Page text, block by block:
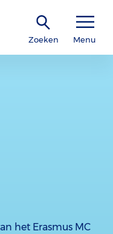
Zoeken Menu
het Erasmus MC